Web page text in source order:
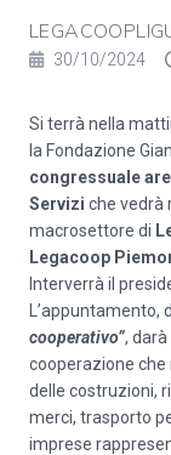
30/10/2024
Si terrà nella
la Fondazione
congressuale
Servizi che vedrà
macrosettore di
Legacoop
Interverrà il
L’appuntamento,
cooperativo”,
cooperazione
delle costruzioni,
merci, trasporto
imprese